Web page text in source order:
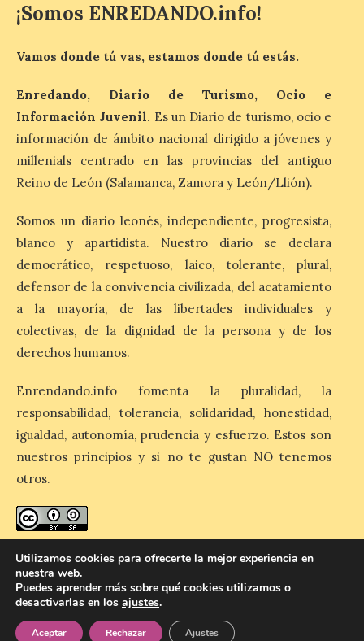
León’, podrá visitarse hasta finales del
mes de noviembre, con […]
La Bañeza inicia sus
fiestas con el pregón a
cargo de Arturo Martínez
Matilla
8 Ago 2026
Bañeza designa a Arturo
Martínez Matilla como
2026. Tendrá lugar este
sábado 8 de agosto a las 21,00 horas en el
teatro municipal de La Bañeza. El
comunicador astorgano Arturo Martínez
La I Feria de la Cerveza
Artesana de Astorga
arranca con una gran
acogida del público
8 Ago 2026
alcalde de Astorga, José
Luis Nieto, que se acercó
por el organizador de la iniciativa, Isaac
Cancillo Carro. Astorga, 8 de agosto de
2026. — La I Feria de […]
¡Somos ENREDANDO.info!
Vamos donde tú vas, estamos donde tú estás.
Enredando, Diario de Turismo, Ocio e
Información Juvenil. Es un Diario de turismo, ocio e
información de ámbito nacional dirigido a jóvenes y
millenials centrado en las provincias del antiguo
Reino de León (Salamanca, Zamora y León/Llión).
Somos un diario leonés, independiente, progresista,
blanco y apartidista. Nuestro diario se declara
democrático, respetuoso, laico, tolerante, plural,
defensor de la convivencia civilizada, del acatamiento
a la mayoría, de las libertades individuales y
colectivas, de la dignidad de la persona y de los
derechos humanos.
Enrendando.info fomenta la pluralidad, la
responsabilidad, tolerancia, solidaridad, honestidad,
igualdad, autonomía, prudencia y esfuerzo. Estos son
nuestros principios y si no te gustan NO tenemos
otros.
Reconocimiento-CompartirIgual 4.0 Internacional
Utilizamos cookies para ofrecerte la mejor experiencia en
nuestra web.
Puedes aprender más sobre qué cookies utilizamos o
desactivarlas en los ajustes.
Aceptar Rechazar Ajustes